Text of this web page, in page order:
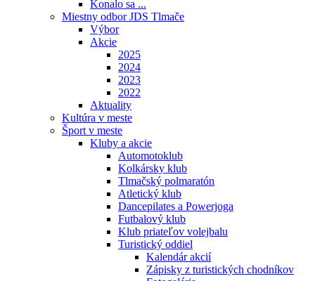
Konalo sa ...
Miestny odbor JDS Tlmače
Výbor
Akcie
2025
2024
2023
2022
Aktuality
Kultúra v meste
Šport v meste
Kluby a akcie
Automotoklub
Kolkársky klub
Tlmačský polmaratón
Atletický klub
Dancepilates a Powerjoga
Futbalový klub
Klub priateľov volejbalu
Turistický oddiel
Kalendár akcií
Zápisky z turistických chodníkov